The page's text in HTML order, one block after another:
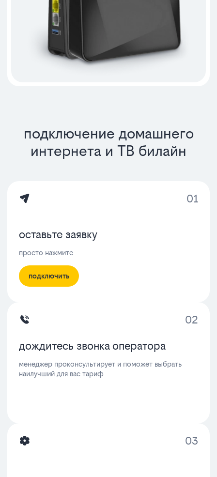
подключение домашнего
интернета и ТВ билайн
01
оставьте заявку
просто нажмите
подключить
02
дождитесь звонка оператора
менеджер проконсультирует и поможет выбрать
наилучший для вас тариф
03